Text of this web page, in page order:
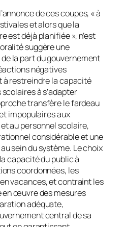
de ces coupes, « à
et alors que la
est déjà planifiée », n’est
suggère une
la part du gouvernement
négatives
à restreindre la capacité
à s’adapter
transfère le fardeau
impopulaires aux
au personnel scolaire,
considérable et une
sein du système. Le choix
capacité du public à
coordonnées, les
vacances, et contraint les
œuvre des mesures
adéquate,
central de sa